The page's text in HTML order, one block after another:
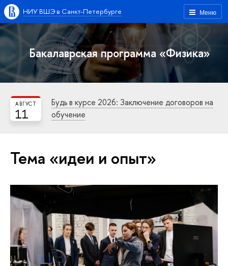
Меню
НИУ ВШЭ в Санкт-Петербурге
Бакалаврская программа «Физика»
11
АВГУСТ
Будь в курсе 2026: Заключение договоров на
обучение
Тема «идеи и опыт»